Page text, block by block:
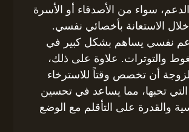
سواء من الأصدقاء أو الأسرة
الاستعانة بأخصائي نفسي.
دعم نفسي يساهم بشكل كبير في
والتوترات. علاوة على ذلك،
أن تخصص وقتاً للاسترخاء
تحبها، مما يساعد في تحسين
والقدرة على التأقلم مع الوضع